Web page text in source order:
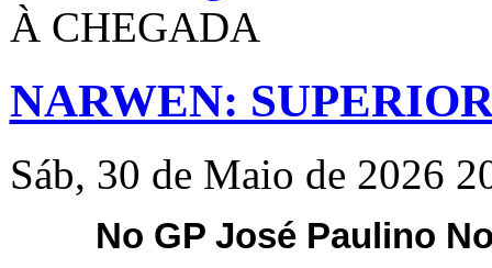
À CHEGADA
NARWEN:
Sáb, 30 de Maio de 2026
No GP José Paulino